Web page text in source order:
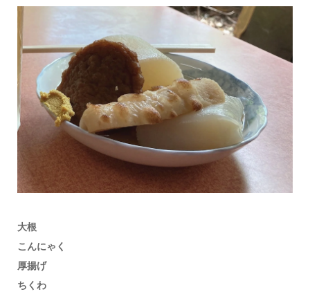
大根
こんにゃく
厚揚げ
ちくわ